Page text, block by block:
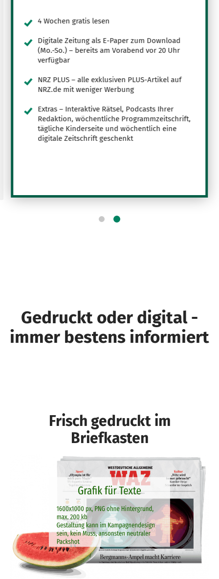
4 Wochen gratis lesen
Digitale Zeitung als E-Paper zum Download
(Mo.-So.) – bereits am Vorabend vor 20 Uhr
verfügbar
NRZ PLUS – alle exklusiven PLUS-Artikel auf
NRZ.de mit weniger Werbung
Extras – Interaktive Rätsel, Podcasts Ihrer
Redaktion, wöchentliche Programmzeitschrift,
tägliche Kinderseite und wöchentlich eine
digitale Zeitschrift geschenkt
Gedruckt oder digital -
immer bestens informiert
Frisch gedruckt im
Briefkasten